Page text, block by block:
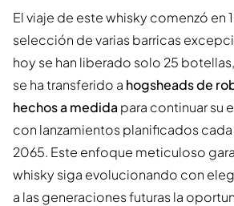
El viaje de este whisky comenzó en
selección de varias barricas
hoy se han liberado solo 25
se ha transferido a hogsheads de
hechos a medida para continuar su
con lanzamientos planificados
2065. Este enfoque meticuloso
whisky siga evolucionando con
a las generaciones futuras la